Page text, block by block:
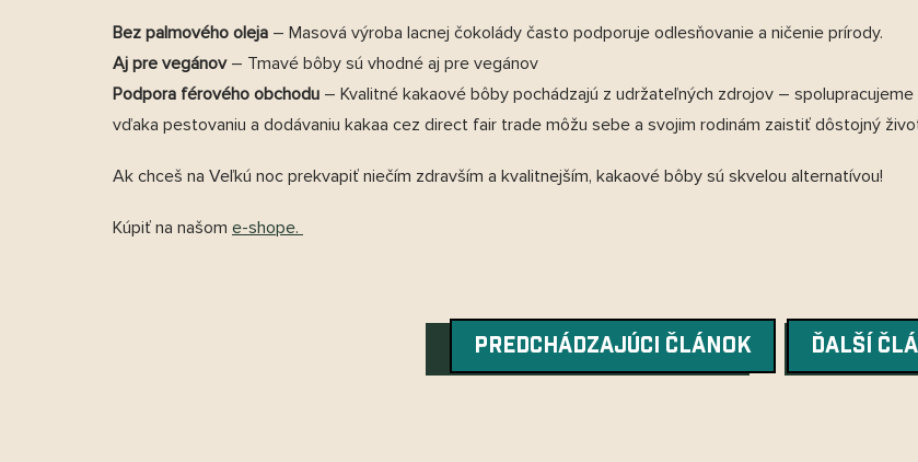
Bez palmového oleja – Masová výroba lacnej čokolády často podporuje odlesňovanie a ničenie prírody.
Aj pre vegánov– Tmavé bôby sú vhodné aj pre vegánov
Podpora férového obchodu – Kvalitné kakaové bôby pochádzajú z udržateľných zdrojov –
vďaka pestovaniu a dodávaniu kakaa cez direct fair trade môžu sebe a svojim rodinám zaistiť dôstojný
Ak chceš na Veľkú noc prekvapiť niečím zdravším a kvalitnejším, kakaové bôby sú skvelou alternatívou!
Kúpiť na našom e-shope.
PREDCHÁDZAJÚCI ČLÁNOK ĎALŠÍ